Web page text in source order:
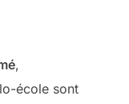
,
école sont